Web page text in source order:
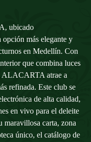
ubicado
opción más elegante y
en Medellín. Con
que combina luces
ALACARTA atrae a
refinada. Este club se
de alta calidad,
en vivo para el deleite
maravillosa carta, zona
único, el catálogo de